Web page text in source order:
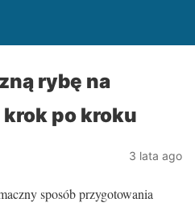
rybę na
po kroku
3 lata ago
sposób przygotowania